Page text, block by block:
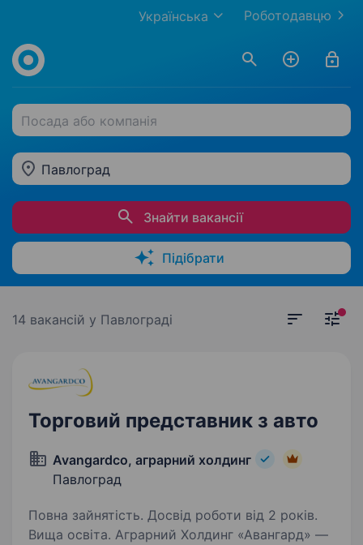
Роботодавцю
Українська
Посада або компанія
Павлоград
Знайти вакансії
Підібрати
14 вакансій у Павлограді
Торговий представник з авто
Avangardco, аграрний холдинг
Павлоград
Повна зайнятість. Досвід роботи від 2 років.
Вища освіта. Аграрний Холдинг «Авангард» —